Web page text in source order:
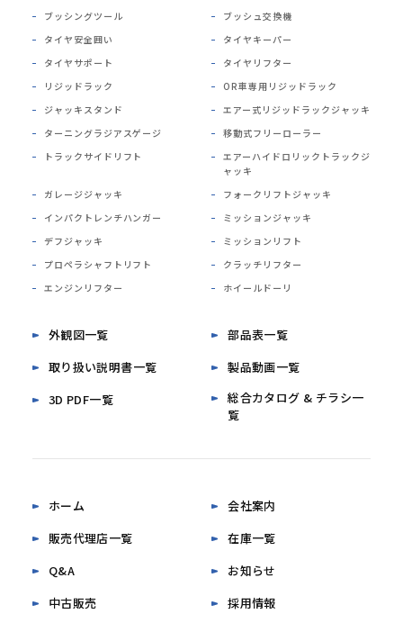
ブッシングツール
ブッシュ交換機
タイヤ安全囲い
タイヤキーパー
タイヤサポート
タイヤリフター
リジッドラック
OR車専用リジッドラック
ジャッキスタンド
エアー式リジッドラックジャッキ
ターニングラジアスゲージ
移動式フリーローラー
トラックサイドリフト
エアーハイドロリックトラックジ
ャッキ
ガレージジャッキ
フォークリフトジャッキ
インパクトレンチハンガー
ミッションジャッキ
デフジャッキ
ミッションリフト
プロペラシャフトリフト
クラッチリフター
エンジンリフター
ホイールドーリ
外観図一覧
部品表一覧
取り扱い説明書一覧
製品動画一覧
3D PDF一覧
総合カタログ & チラシ一
覧
ホーム
会社案内
販売代理店一覧
在庫一覧
Q&A
お知らせ
中古販売
採用情報